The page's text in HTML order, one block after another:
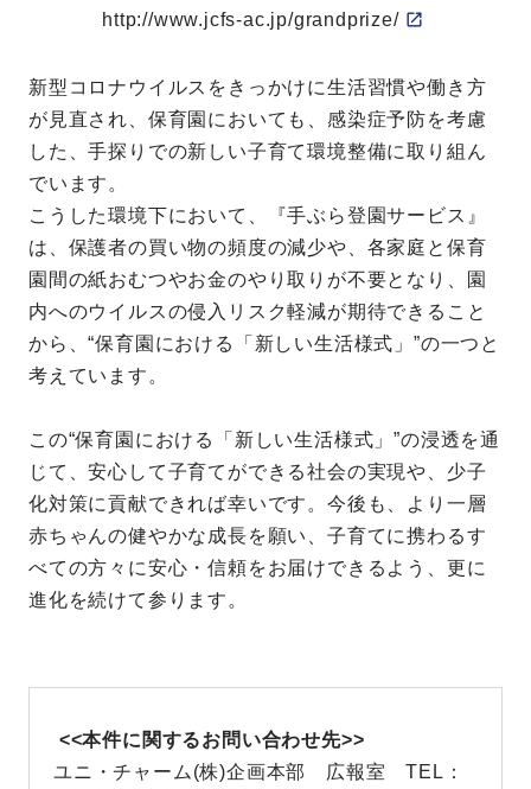
http://www.jcfs-ac.jp/grandprize/
新型コロナウイルスをきっかけに生活習慣や働き方
が見直され、保育園においても、感染症予防を考慮
した、手探りでの新しい子育て環境整備に取り組ん
でいます。
こうした環境下において、『手ぶら登園サービス』
は、保護者の買い物の頻度の減少や、各家庭と保育
園間の紙おむつやお金のやり取りが不要となり、園
内へのウイルスの侵入リスク軽減が期待できること
から、“保育園における「新しい生活様式」”の一つと
考えています。
この“保育園における「新しい生活様式」”の浸透を通
じて、安心して子育てができる社会の実現や、少子
化対策に貢献できれば幸いです。今後も、より一層
赤ちゃんの健やかな成長を願い、子育てに携わるす
べての方々に安心・信頼をお届けできるよう、更に
進化を続けて参ります。
<<本件に関するお問い合わせ先>>
ユニ・チャーム(株)企画本部 広報室 TEL：